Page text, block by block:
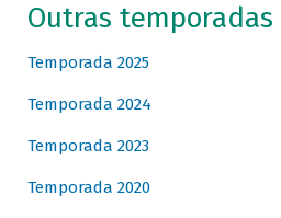
Outras temporadas
Temporada 2025
Temporada 2024
Temporada 2023
Temporada 2020